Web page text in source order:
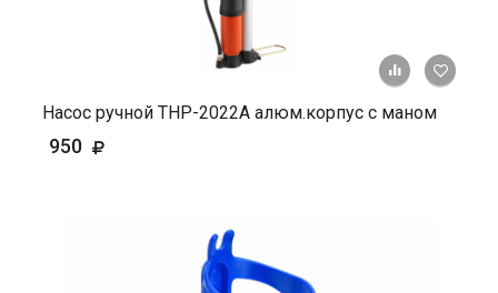
+ К
Насос ручной ТНР-2022А алюм.корпус с маном
950